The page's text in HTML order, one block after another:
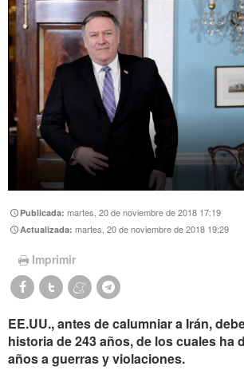
Instagram como:
Publicada:martes, 20 de noviembre de 2018 17:19
Actualizada:martes, 20 de noviembre de 2018 19:29
Imprimir
EE.UU., antes de calumniar a Irán,
historia de 243 años, de los cuales ha
años a guerras y violaciones.